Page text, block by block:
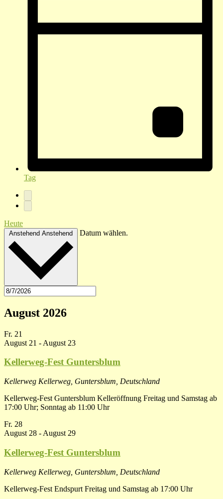
Tag
Heute
Anstehend Anstehend Datum wählen.
August 2026
Fr. 21
August 21 - August 23
Kellerweg-Fest Guntersblum
Kellerweg Kellerweg, Guntersblum, Deutschland
Kellerweg-Fest Guntersblum Kelleröffnung Freitag und Samstag ab
17:00 Uhr; Sonntag ab 11:00 Uhr
Fr. 28
August 28 - August 29
Kellerweg-Fest Guntersblum
Kellerweg Kellerweg, Guntersblum, Deutschland
Kellerweg-Fest Endspurt Freitag und Samstag ab 17:00 Uhr